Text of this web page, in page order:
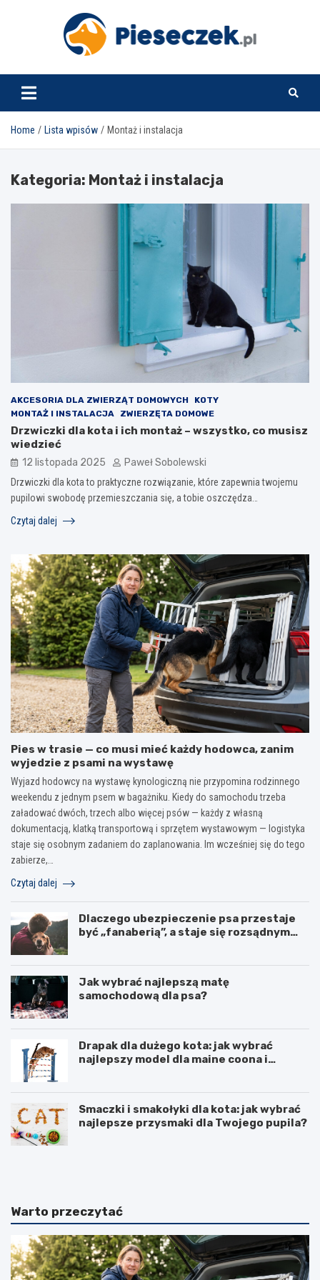
pieseczek.pl
Home Lista wpisów Montaż i instalacja
Kategoria: Montaż i instalacja
AKCESORIA DLA ZWIERZĄT DOMOWYCH
KOTY
MONTAŻ I INSTALACJA
ZWIERZĘTA DOMOWE
Drzwiczki dla kota i ich montaż – wszystko, co musisz
wiedzieć
12 listopada 2025 Paweł Sobolewski
Drzwiczki dla kota to praktyczne rozwiązanie, które zapewnia twojemu
pupilowi swobodę przemieszczania się, a tobie oszczędza…
Czytaj dalej
Pies w trasie — co musi mieć każdy hodowca, zanim
wyjedzie z psami na wystawę
Wyjazd hodowcy na wystawę kynologiczną nie przypomina rodzinnego
weekendu z jednym psem w bagażniku. Kiedy do samochodu trzeba
załadować dwóch, trzech albo więcej psów — każdy z własną
dokumentacją, klatką transportową i sprzętem wystawowym — logistyka
staje się osobnym zadaniem do zaplanowania. Im wcześniej się do tego
zabierze,…
Czytaj dalej
Dlaczego ubezpieczenie psa przestaje
być „fanaberią”, a staje się rozsądnym
Jak wybrać najlepszą matę
samochodową dla psa?
Drapak dla dużego kota: jak wybrać
najlepszy model dla maine coona i
Smaczki i smakołyki dla kota: jak wybrać
najlepsze przysmaki dla Twojego pupila?
D
k
i
k
a
J
r
e
a
r
Warto przeczytać